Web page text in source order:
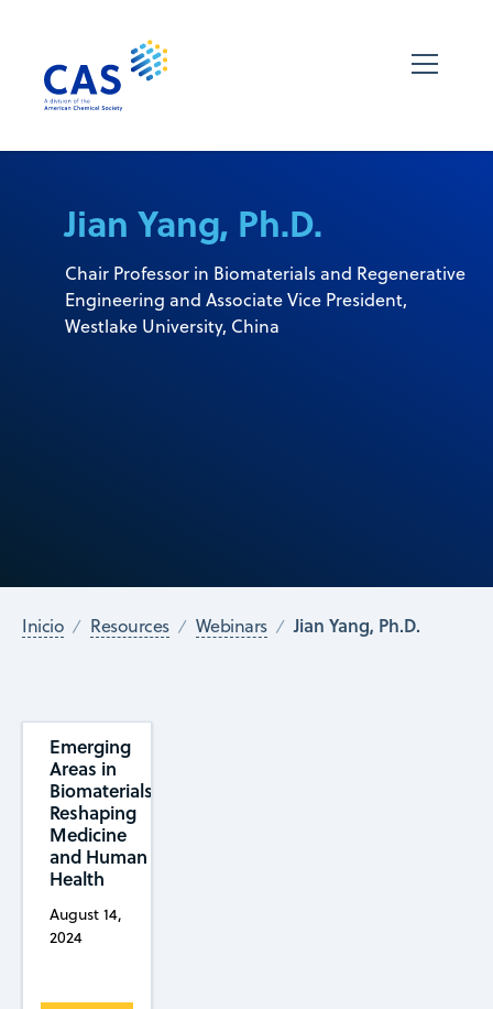
Jian Yang, Ph.D.
Chair Professor in Biomaterials and Regenerative
Engineering and Associate Vice President,
Westlake University, China
Inicio Resources Webinars Jian Yang, Ph.D.
Emerging
Areas in
Biomaterials:
Reshaping
Medicine
and Human
Health
August 14,
2024